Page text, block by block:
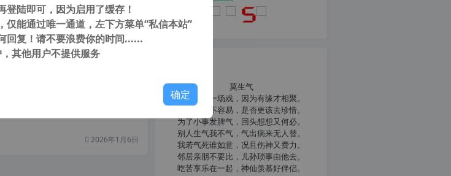
注意： 由于网站空间位于国
2026年3月11日
注意： 由于网站空间位于国
2026年1月6日
莫生气
人生就像一场戏，因为有缘才相聚。
相扶到老不容易，是否更该去珍惜。
为了小事发脾气，回头想想又何必。
别人生气我不气，气出病来无人替。
我若气死谁如意，况且伤神又费力。
邻居亲朋不要比，儿孙琐事由他去。
吃苦享乐在一起，神仙羡慕好伴侣。
陆即可，因为启用了缓存！
仅能通过唯一通道，左下方菜单“私信本站”
回复！请不要浪费你的时间......
其他用户不提供服务
确定